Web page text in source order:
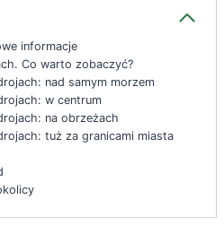
informacje
Co warto zobaczyć?
nad samym morzem
w centrum
na obrzeżach
tuż za granicami miasta